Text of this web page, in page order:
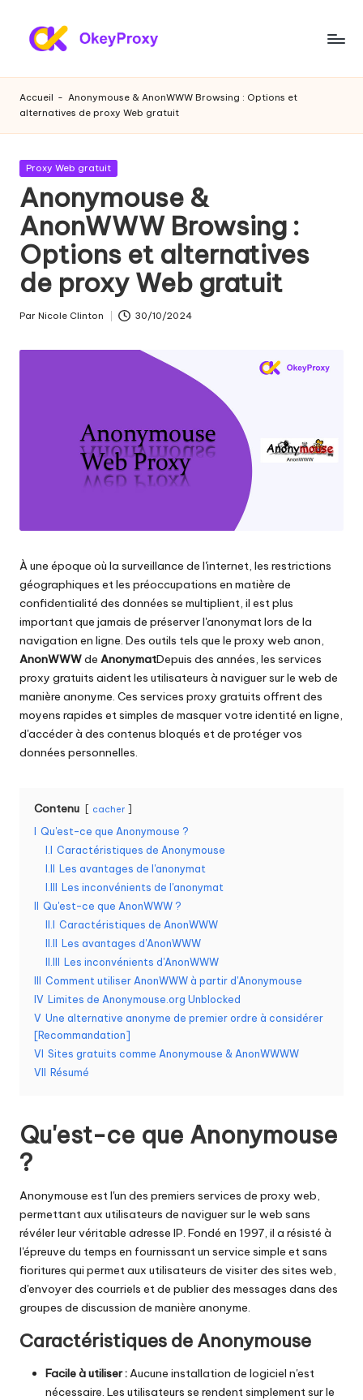
P
r
o
xi
e
s
r
é
si
d
e
o
u
r
t
o
u
s
v
o
b
e
o
E
i
g
r
a
t
ui
t
]
-
O
résidentiels
à
propos
de
l'essai
gratuit
de
proxies
web,
des
sur
et
encore.
Accueil - Anonymouse & AnonWWW Browsing : Options et
alternatives de proxy Web gratuit
Publié
Proxy Web gratuit
Anonymouse &
AnonWWW Browsing :
Options et alternatives
de proxy Web gratuit
Par Nicole Clinton 30/10/2024
À une époque où la surveillance de l'internet, les restrictions
géographiques et les préoccupations en matière de
confidentialité des données se multiplient, il est plus
important que jamais de préserver l'anonymat lors de la
navigation en ligne. Des outils tels que le proxy web anon,
AnonWWWde AnonymatDepuis des années, les services
proxy gratuits aident les utilisateurs à naviguer sur le web de
manière anonyme. Ces services proxy gratuits offrent des
moyens rapides et simples de masquer votre identité en ligne,
d'accéder à des contenus bloqués et de protéger vos
données personnelles.
Contenu cacher
I Qu'est-ce que Anonymouse ?
I.I Caractéristiques de Anonymouse
I.II Les avantages de l'anonymat
I.III Les inconvénients de l'anonymat
II Qu'est-ce que AnonWWW ?
II.I Caractéristiques de AnonWWW
II.II Les avantages d'AnonWWW
II.III Les inconvénients d'AnonWWW
III Comment utiliser AnonWWW à partir d'Anonymouse
IV Limites de Anonymouse.org Unblocked
V Une alternative anonyme de premier ordre à considérer
[Recommandation]
VI Sites gratuits comme Anonymouse & AnonWWWW
VII Résumé
Qu'est-ce que Anonymouse
?
Anonymouse est l'un des premiers services de proxy web,
permettant aux utilisateurs de naviguer sur le web sans
révéler leur véritable adresse IP. Fondé en 1997, il a résisté à
l'épreuve du temps en fournissant un service simple et sans
fioritures qui permet aux utilisateurs de visiter des sites web,
d'envoyer des courriels et de publier des messages dans des
groupes de discussion de manière anonyme.
Caractéristiques de Anonymouse
Facile à utiliser :Aucune installation de logiciel n'est
nécessaire. Les utilisateurs se rendent simplement sur le